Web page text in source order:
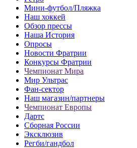
Мини-футбол/Пляжка
Наш хоккей
Обзор прессы
Наша История
Опросы
Новости Фратрии
Конкурсы Фратрии
Чемпионат Мира
Мир Ультрас
Фан-cектор
Наш магазин/партнеры
Чемпионат Европы
Дартс
Сборная России
Эксклюзив
Регби/гандбол